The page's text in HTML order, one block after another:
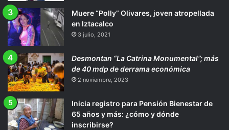
Muere “Polly” Olivares, joven atropellada
en Iztacalco
3 julio, 2021
Desmontan “La Catrina Monumental”; más
de 40 mdp de derrama económica
2 noviembre, 2023
Inicia registro para Pensión Bienestar de
65 años y más: ¿cómo y dónde
inscribirse?